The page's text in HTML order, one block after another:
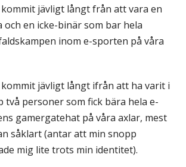
jävligt långt från att vara en
och en icke-binär som bar hela
inom e-sporten på våra
jävligt långt ifrån att ha varit i
två personer som fick bära hela e-
gamergatehat på våra axlar, mest
såklart (antar att min snopp
mig lite trots min identitet).